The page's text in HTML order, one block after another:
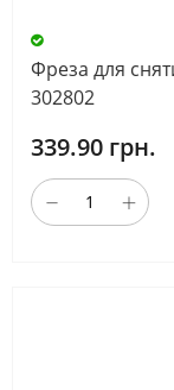
Фреза для
302802
339.90 грн.